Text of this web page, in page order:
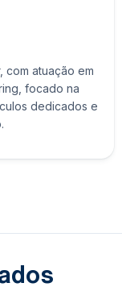
atuação em
focado na
dedicados e